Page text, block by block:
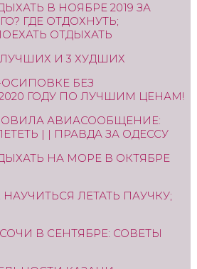
В НОЯБРЕ 2019 ЗА
ГДЕ ОТДОХНУТЬ;
ОТДЫХАТЬ
И 3 ХУДШИХ
БЕЗ
ГОДУ ПО ЛУЧШИМ ЦЕНАМ!
АВИАСООБЩЕНИЕ:
| | ПРАВДА ЗА ОДЕССУ
НА МОРЕ В ОКТЯБРЕ
ЛЕТАТЬ ПАУЧКУ;
В СЕНТЯБРЕ: СОВЕТЫ